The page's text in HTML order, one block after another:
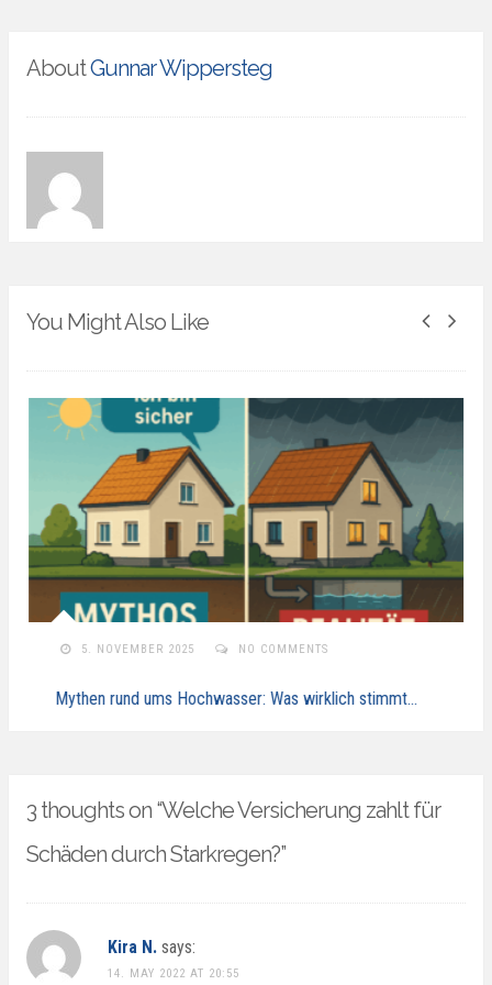
AboutGunnar Wippersteg
You Might Also Like
5. NOVEMBER 2025 NO COMMENTS
Mythen rund ums Hochwasser: Was wirklich stimmt…
3 thoughts on “Welche Versicherung zahlt für
Schäden durch Starkregen?”
Kira N. says:
14. MAY 2022 AT 20:55